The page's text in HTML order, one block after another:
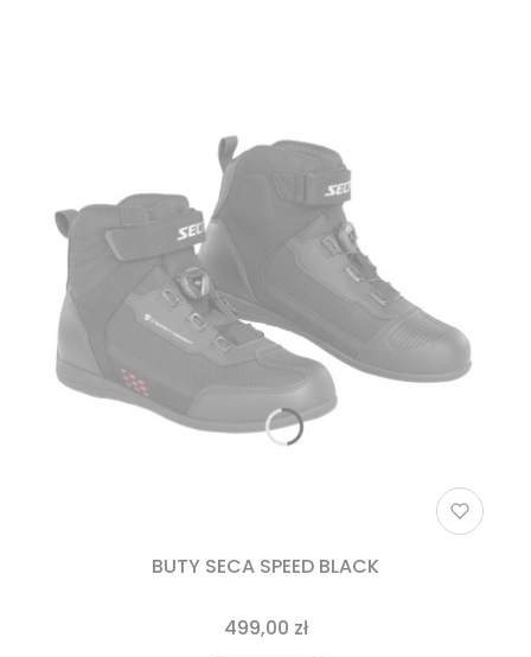
BUTY SECA SPEED BLACK
499,00 zł